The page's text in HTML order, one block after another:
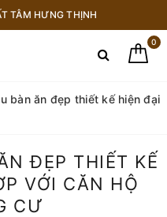
TÂM HƯNG THỊNH
0
bàn ăn đẹp thiết kế hiện đại
ĐẸP THIẾT KẾ
VỚI CĂN HỘ
CƯ